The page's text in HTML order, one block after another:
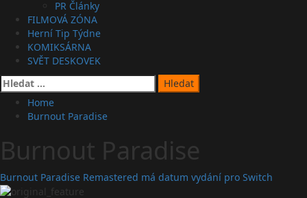
PR Články
FILMOVÁ ZÓNA
Herní Tip Týdne
KOMIKSÁRNA
SVĚT DESKOVEK
Vyhledávání
Home
Burnout Paradise
Burnout Paradise
Burnout Paradise Remastered má datum vydání pro Switch